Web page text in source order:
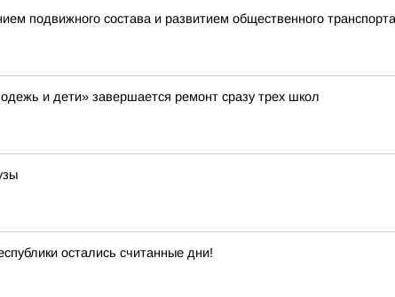
подвижного состава и развитием общественного
и дети» завершается ремонт сразу трех школ
остались считанные дни!